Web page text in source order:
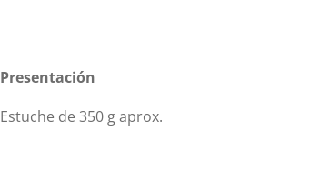
Presentación
Estuche de 350 g aprox.